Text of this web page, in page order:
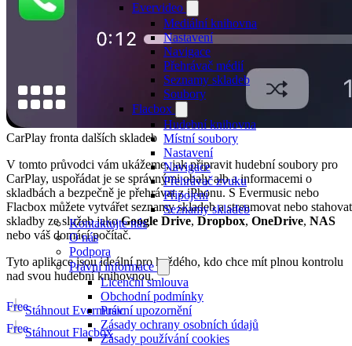
Evervideo
Mediální knihovna
Nastavení
Navigace
Přehrávač médií
Seznamy skladeb
Soubory
Flacbox
Hudební knihovna
Místní soubory
Nastavení
Navigace
Přehrávač zvuku
Připojení
Seznamy skladeb
Kontaktujte nás
O nás
Podpora
Právní informace
Licenční smlouva
Obchodní podmínky
Právní upozornění
Zásady ochrany osobních údajů
Zásady používání cookies
CarPlay fronta dalších skladeb
V tomto průvodci vám ukážeme, jak připravit hudební soubory pro
CarPlay, uspořádat je se správnými obaly alb a informacemi o
skladbách a bezpečně je přehrávat z iPhonu. S Evermusic nebo
Flacbox můžete vytvářet seznamy skladeb a streamovat nebo stahovat
skladby ze služeb jakoGoogle Drive, Dropbox, OneDrive, NAS
nebo váš domácí počítač.
Tyto aplikace jsou ideální pro každého, kdo chce mít plnou kontrolu
nad svou hudební knihovnou.
Stáhnout Evermusic
Free
Stáhnout Flacbox
Free